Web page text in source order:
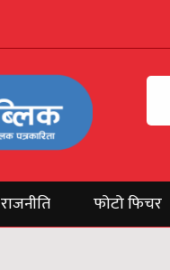
राजनीति फोटो फिचर